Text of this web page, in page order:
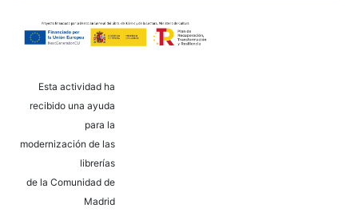
Esta actividad ha
recibido una ayuda
para la
modernización de las
librerías
de la Comunidad de
Madrid